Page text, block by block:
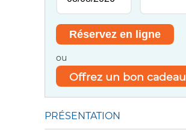
ou
Offrez un bon cadeau
PRÉSENTATION